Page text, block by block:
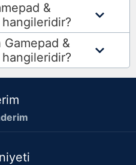
&
Gamepad &